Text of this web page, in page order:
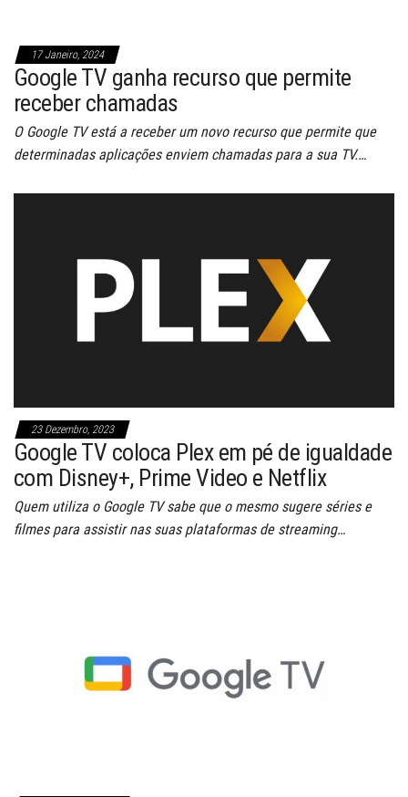
17 Janeiro, 2024
Google TV ganha recurso que permite
receber chamadas
O Google TV está a receber um novo recurso que permite que
determinadas aplicações enviem chamadas para a sua TV.…
23 Dezembro, 2023
Google TV coloca Plex em pé de igualdade
com Disney+, Prime Video e Netflix
Quem utiliza o Google TV sabe que o mesmo sugere séries e
filmes para assistir nas suas plataformas de streaming…